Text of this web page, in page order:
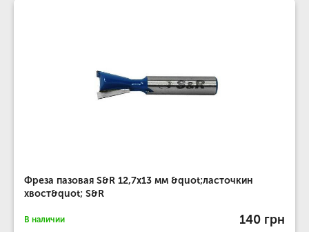
Фреза пазовая S&R 12,7х13 мм &quot;ласточкин
хвост&quot; S&R
В наличии 140 грн